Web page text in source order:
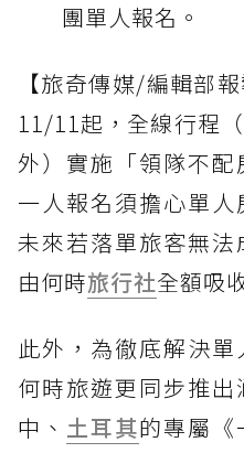
團單人報名。
【旅奇傳媒/編輯部
11/11起，全線行程
外）實施「領隊不
一人報名須擔心單人
未來若落單旅客無
由何時旅行社全額吸
此外，為徹底解決單
何時旅遊更同步推出
中、 土耳其的專屬《